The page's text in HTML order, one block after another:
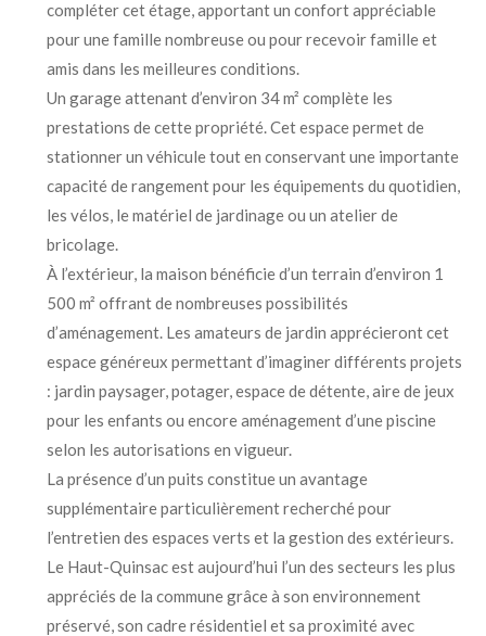
compléter cet étage, apportant un confort appréciable
pour une famille nombreuse ou pour recevoir famille et
amis dans les meilleures conditions.
Un garage attenant d’environ 34 m² complète les
prestations de cette propriété. Cet espace permet de
stationner un véhicule tout en conservant une importante
capacité de rangement pour les équipements du quotidien,
les vélos, le matériel de jardinage ou un atelier de
bricolage.
À l’extérieur, la maison bénéficie d’un terrain d’environ 1
500 m² offrant de nombreuses possibilités
d’aménagement. Les amateurs de jardin apprécieront cet
espace généreux permettant d’imaginer différents projets
: jardin paysager, potager, espace de détente, aire de jeux
pour les enfants ou encore aménagement d’une piscine
selon les autorisations en vigueur.
La présence d’un puits constitue un avantage
supplémentaire particulièrement recherché pour
l’entretien des espaces verts et la gestion des extérieurs.
Le Haut-Quinsac est aujourd’hui l’un des secteurs les plus
appréciés de la commune grâce à son environnement
préservé, son cadre résidentiel et sa proximité avec